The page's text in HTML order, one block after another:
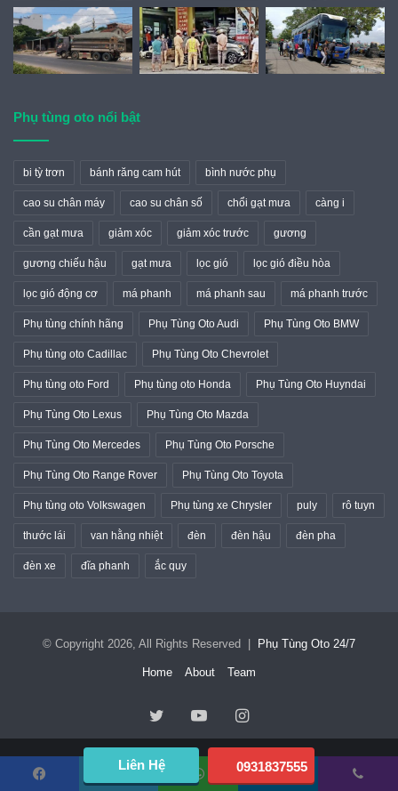
Phụ tùng oto nổi bật
bi tỳ trơn bánh răng cam hút bình nước phụ
cao su chân máy cao su chân số chổi gạt mưa càng i
cần gạt mưa giảm xóc giảm xóc trước gương
gương chiếu hậu gạt mưa lọc gió lọc gió điều hòa
lọc gió động cơ má phanh má phanh sau má phanh trước
Phụ tùng chính hãng Phụ Tùng Oto Audi Phụ Tùng Oto BMW
Phụ tùng oto Cadillac Phụ Tùng Oto Chevrolet
Phụ tùng oto Ford Phụ tùng oto Honda Phụ Tùng Oto Huyndai
Phụ Tùng Oto Lexus Phụ Tùng Oto Mazda
Phụ Tùng Oto Mercedes Phụ Tùng Oto Porsche
Phụ Tùng Oto Range Rover Phụ Tùng Oto Toyota
Phụ tùng oto Volkswagen Phụ tùng xe Chrysler puly rô tuyn
thước lái van hằng nhiệt đèn đèn hậu đèn pha
đèn xe đĩa phanh ắc quy
© Copyright 2026, All Rights Reserved | Phụ Tùng Oto 24/7
Home About Team
TwitterYouTubeInstagram
Liên Hệ 0931837555